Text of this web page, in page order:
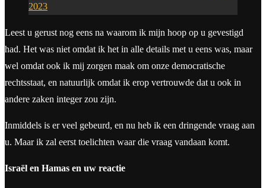
2023
Leest u gerust nog eens na waarom ik mijn hoop op u gevestigd
had. Het was niet omdat ik het in alle details met u eens was, maar
wel omdat ook ik mij zorgen maak om onze democratische
rechtsstaat, en natuurlijk omdat ik erop vertrouwde dat u ook in
andere zaken integer zou zijn.
Inmiddels is er veel gebeurd, en nu heb ik een dringende vraag aan
u. Maar ik zal eerst toelichten waar die vraag vandaan komt.
Israël en Hamas en uw reactie